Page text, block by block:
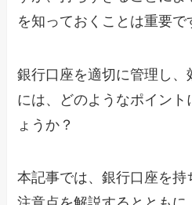
を知っておくことは重要で
銀行口座を適切に管理し
には、どのようなポイント
ょうか？
本記事では、銀行口座を